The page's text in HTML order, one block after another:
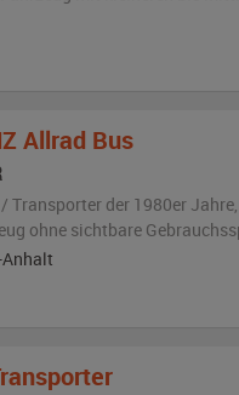
Allrad Bus
Transporter der 1980er Jahre,
ohne sichtbare